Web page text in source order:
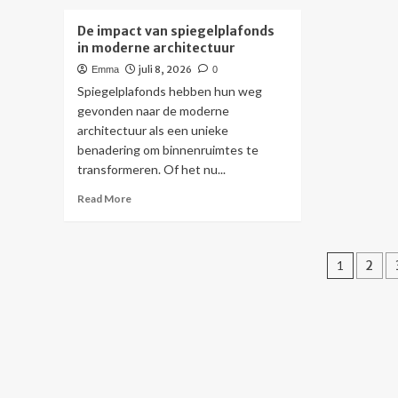
kunst
van
effen
kleurverlichting
voor
serene
De impact van spiegelplafonds
in moderne architectuur
Emma juli 8, 2026 0
Spiegelplafonds hebben hun weg
gevonden naar de moderne
architectuur als een unieke
benadering om binnenruimtes te
transformeren. Of het nu...
Read MoreRead
1 2